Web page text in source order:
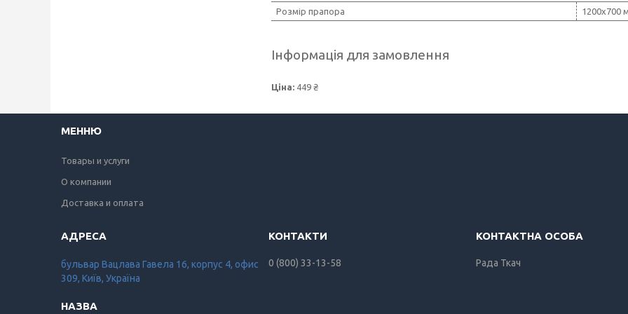
Розмір прапора 1200х700
Інформація для замовлення
Ціна: 449 ₴
МЕННЮ
Товары и услуги
О компании
Доставка и оплата
бульвар Вацлава Гавела 16, корпус 4, офис
309, Київ, Україна
0 (800) 33-13-58 Рада Ткач